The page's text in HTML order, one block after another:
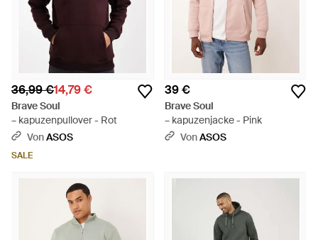
36,99 €14,79 €
Brave Soul
– kapuzenpullover - Rot
VonASOS
SALE
39 €
Brave Soul
– kapuzenjacke - Pink
VonASOS